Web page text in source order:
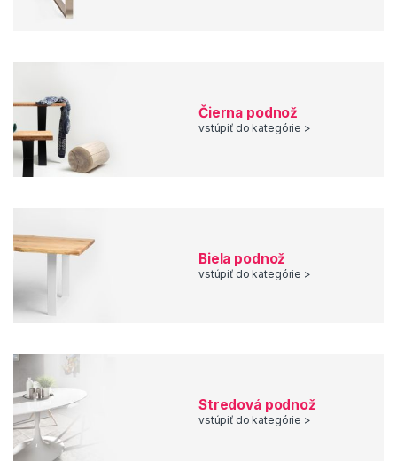
Čierna podnož
vstúpiť do kategórie >
Biela podnož
vstúpiť do kategórie >
Stredová podnož
vstúpiť do kategórie >